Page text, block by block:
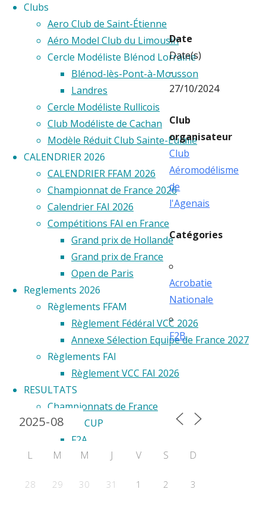
Clubs
Aero Club de Saint-Étienne
Aéro Model Club du Limousin
Cercle Modéliste Blénod Lorraine
Blénod-lès-Pont-à-Mousson
Landres
Cercle Modéliste Rullicois
Club Modéliste de Cachan
Modèle Réduit Club Sainte-Eulalie
CALENDRIER 2026
CALENDRIER FFAM 2026
Championnat de France 2026
Calendrier FAI 2026
Compétitions FAI en France
Grand prix de Hollande
Grand prix de France
Open de Paris
Reglements 2026
Règlements FFAM
Règlement Fédéral VCC 2026
Annexe Sélection Equipe de France 2027
Règlements FAI
Règlement VCC FAI 2026
RESULTATS
Championnats de France
WORLD CUP
F2A
F2B
F2D
Date
Date(s)
-
27/10/2024
Club
organisateur
Club
Aéromodélisme
de
l'Agenais
Catégories
Acrobatie
Nationale
F2B
Calendrier 2024
L M M J V S D
28 29 30 31 1 2 3